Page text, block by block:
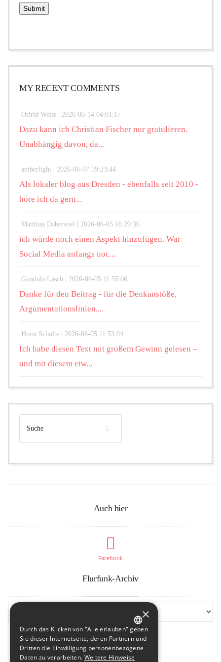
MY RECENT COMMENTS
Otfrid Weiss | 2026-06-14 04:01:17
Dazu kann ich Christian Fischer nur gratulieren.
Unabhängig davon, da...
amberlight | 2026-06-07 19:23:44
Als lokaler blog aus Dresden - ebenfalls seit 2010 -
höre ich da gern...
Matthias Daberstiel | 2026-06-05 16:29:36
ich würde noch einen Aspekt hinzufügen. War
Social Media anfangs noc...
Gundula Lasch | 2026-06-05 11:55:06
Danke für den Beitrag - für die Denkanstöße,
Argumentationslinien,...
Horst Schulte | 2026-06-05 11:53:04
Ich habe diesen Text mit großem Gewinn gelesen –
und mit diesem etw...
Auch hier
Facebook
Flurfunk-Archiv
GERMAN
ENGLISH
×
Durch das Klicken von "Alle erlauben" geben
Sie dieser Internetseite, deren Partnern und
Dritten die Einwilligung personenbezogene
Daten zu verarbeiten. Weitere Hinweise